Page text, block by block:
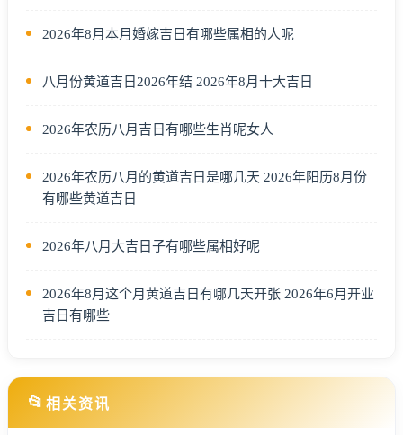
2026年8月本月婚嫁吉日有哪些属相的人呢
八月份黄道吉日2026年结 2026年8月十大吉日
2026年农历八月吉日有哪些生肖呢女人
2026年农历八月的黄道吉日是哪几天 2026年阳历8月份
有哪些黄道吉日
2026年八月大吉日子有哪些属相好呢
2026年8月这个月黄道吉日有哪几天开张 2026年6月开业
吉日有哪些
📂 相关资讯